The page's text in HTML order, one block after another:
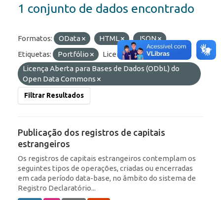
1 conjunto de dados encontrado
Formatos: OData HTML
JSON
Etiquetas:
Portfólio
Licenças:
Licença Aberta para Bases de Dados (ODbL) do
Open Data Commons
Filtrar Resultados
Publicação dos registros de capitais
estrangeiros
Os registros de capitais estrangeiros contemplam os
seguintes tipos de operações, criadas ou encerradas
em cada período data-base, no âmbito do sistema de
Registro Declaratório...